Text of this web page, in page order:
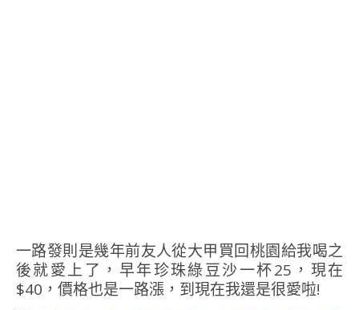
一路發則是幾年前友人從大甲買回桃園給我喝之
後就愛上了，早年珍珠綠豆沙一杯25，現在
$40，價格也是一路漲，到現在我還是很愛啦!